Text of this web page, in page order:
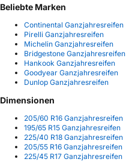
Beliebte Marken
Continental Ganzjahresreifen
Pirelli Ganzjahresreifen
Michelin Ganzjahresreifen
Bridgestone Ganzjahresreifen
Hankook Ganzjahresreifen
Goodyear Ganzjahresreifen
Dunlop Ganzjahresreifen
Dimensionen
205/60 R16 Ganzjahresreifen
195/65 R15 Ganzjahresreifen
225/40 R18 Ganzjahresreifen
205/55 R16 Ganzjahresreifen
225/45 R17 Ganzjahresreifen